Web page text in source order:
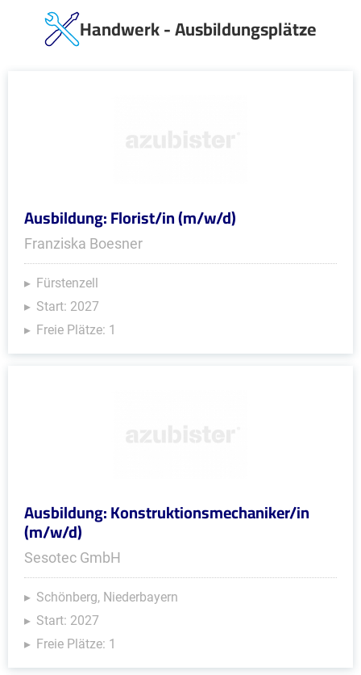
Handwerk - Ausbildungsplätze
Ausbildung: Florist/in (m/w/d)
Franziska Boesner
Fürstenzell
Start: 2027
Freie Plätze: 1
Ausbildung: Konstruktionsmechaniker/in
(m/w/d)
Sesotec GmbH
Schönberg, Niederbayern
Start: 2027
Freie Plätze: 1